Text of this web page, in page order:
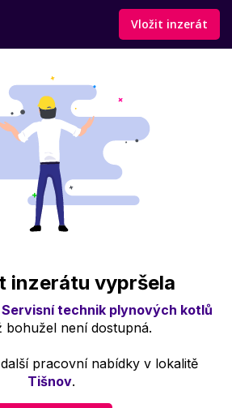
Vložit inzerát
inzerátu vypršela
Servisní technik plynových kotlů
bohužel není dostupná.
pracovní nabídky v lokalitě
Tišnov.